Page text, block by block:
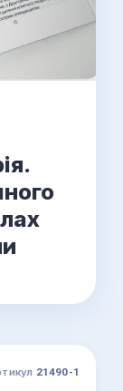
21490-1